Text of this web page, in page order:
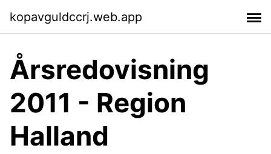
kopavguldccrj.web.app
Årsredovisning
2011 - Region
Halland